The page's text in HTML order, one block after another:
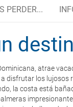
PERDER...
atrae
disfrutar los lujosos
la costa está
por mail en el